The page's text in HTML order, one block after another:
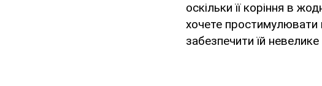
оскільки її коріння в
хочете простимулювати
забезпечити їй